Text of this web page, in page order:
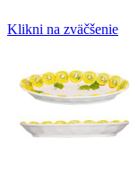
Klikni na zväčšenie